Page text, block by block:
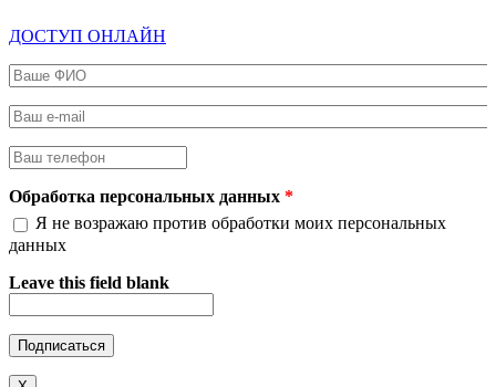
ДОСТУП ОНЛАЙН
Ваше ФИО
Ваш e-mail
Ваш телефон
Обработка персональных данных *
Я не возражаю против обработки моих персональных
данных
Leave this field blank